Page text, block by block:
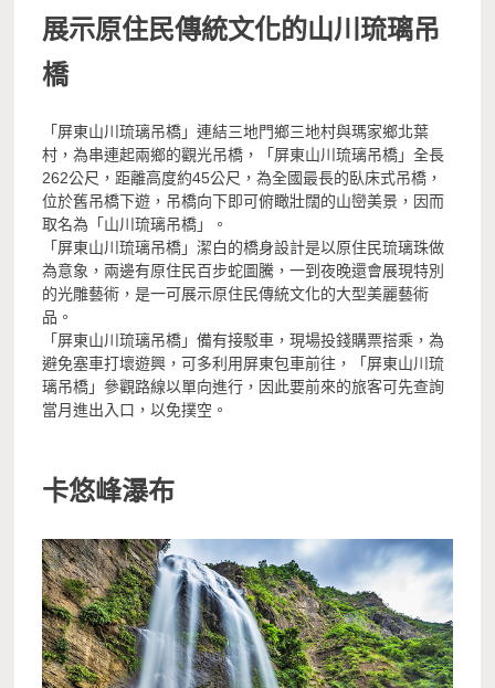
展示原住民傳統文化的山川琉璃吊
橋
「屏東山川琉璃吊橋」連結三地門鄉三地村與瑪家鄉北葉
村，為串連起兩鄉的觀光吊橋，「屏東山川琉璃吊橋」全長
262公尺，距離高度約45公尺，為全國最長的臥床式吊橋，
位於舊吊橋下遊，吊橋向下即可俯瞰壯闊的山巒美景，因而
取名為「山川琉璃吊橋」。
「屏東山川琉璃吊橋」潔白的橋身設計是以原住民琉璃珠做
為意象，兩邊有原住民百步蛇圖騰，一到夜晚還會展現特別
的光雕藝術，是一可展示原住民傳統文化的大型美麗藝術
品。
「屏東山川琉璃吊橋」備有接駁車，現場投錢購票搭乘，為
避免塞車打壞遊興，可多利用屏東包車前往，「屏東山川琉
璃吊橋」參觀路線以單向進行，因此要前來的旅客可先查詢
當月進出入口，以免撲空。
卡悠峰瀑布